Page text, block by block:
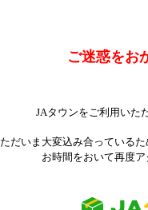
ご迷惑をお
JAタウンをご利用いた
ただいま大変込み合っている
お時間をおいて再度ア